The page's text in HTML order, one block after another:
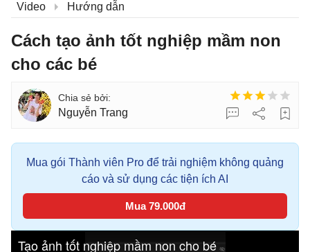
Video Hướng dẫn
Cách tạo ảnh tốt nghiệp mầm non
cho các bé
Nguyễn Trang
Mua gói Thành viên Pro để trải nghiệm không quảng
cáo và sử dụng các tiện ích AI
Mua 79.000đ